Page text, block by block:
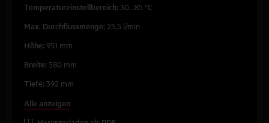
Temperatureinstellbereich: 30...85 °C
Max. Durchflussmenge: 23,5 l/min
Höhe: 951 mm
Breite: 380 mm
Tiefe: 392 mm
Alle anzeigen